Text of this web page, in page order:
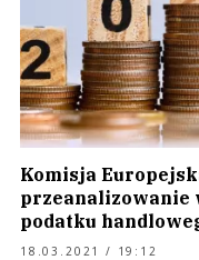
Komisja
przeanalizowanie
podatku
18.03.2021 / 19:12